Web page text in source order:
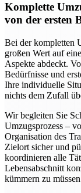
Komplette
von der ersten
Bei der kompletten
großen Wert auf
Aspekte abdeckt.
Bedürfnisse und
Ihre individuelle
nichts dem Zufall
Wir begleiten Sie
Umzugsprozess –
Organisation des
Zielort sicher und
koordinieren alle
Lebensabschnitt
kümmern zu